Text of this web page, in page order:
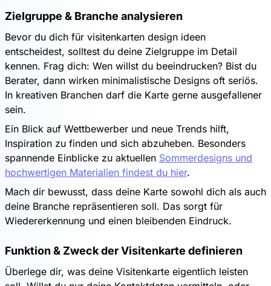
Zielgruppe & Branche analysieren
Bevor du dich für visitenkarten design ideen
entscheidest, solltest du deine Zielgruppe im Detail
kennen. Frag dich: Wen willst du beeindrucken? Bist du
Berater, dann wirken minimalistische Designs oft seriös.
In kreativen Branchen darf die Karte gerne ausgefallener
sein.
Ein Blick auf Wettbewerber und neue Trends hilft,
Inspiration zu finden und sich abzuheben. Besonders
spannende Einblicke zu aktuellen Sommerdesigns und
hochwertigen Materialien findest du hier.
Mach dir bewusst, dass deine Karte sowohl dich als auch
deine Branche repräsentieren soll. Das sorgt für
Wiedererkennung und einen bleibenden Eindruck.
Funktion & Zweck der Visitenkarte definieren
Überlege dir, was deine Visitenkarte eigentlich leisten